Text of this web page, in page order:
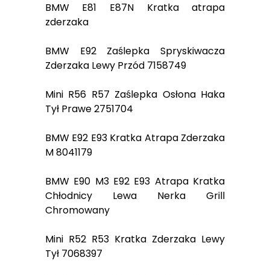
BMW E81 E87N Kratka atrapa
zderzaka
BMW E92 Zaślepka Spryskiwacza
Zderzaka Lewy Przód 7158749
Mini R56 R57 Zaślepka Osłona Haka
Tył Prawe 2751704
BMW E92 E93 Kratka Atrapa Zderzaka
M 8041179
BMW E90 M3 E92 E93 Atrapa Kratka
Chłodnicy Lewa Nerka Grill
Chromowany
Mini R52 R53 Kratka Zderzaka Lewy
Tył 7068397